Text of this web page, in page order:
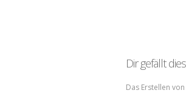
Dir gefällt
Das Erstellen